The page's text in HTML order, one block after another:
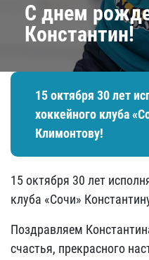
С днем
Константин!
15 октября 30 лет
хоккейного клуба
Климонтову!
15 октября 30 лет
клуба «Сочи»
Поздравляем
счастья, прекрасного